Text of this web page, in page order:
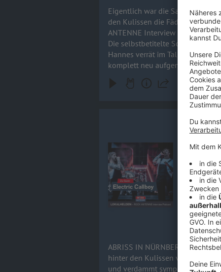
Eigentlich war die Sache geritzt:
den Kulissen die Fäden zu
ANTENNE Interview lässt
Die selbstbetitelte Scheibe
Hannes verrät im Talk, warum
komplett neu aufgenommenen
hochkarätigen Feature-Gästen (wie DragonForce
Abschiedsknaller. Rock 'n' Roll-
Audiotitel - Kevin Ratajczak &
Kevin
ABRISS IN
von
Wie ein
die
Mix aus
Roll-
ABRISS IN NÜRNBERG! Electric Callboy im
hinter den Kulissen von Rock
und verdammt sympathischen